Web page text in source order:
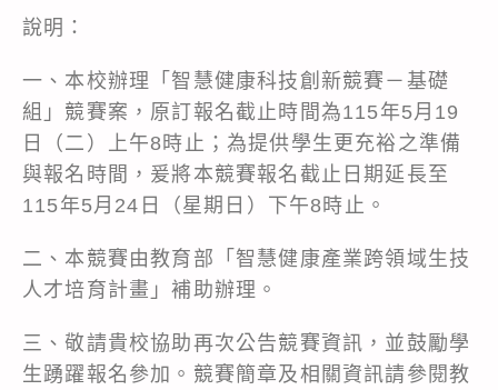
說明：
一、本校辦理「智慧健康科技創新競賽－基礎
組」競賽案，原訂報名截止時間為115年5月19
日（二）上午8時止；為提供學生更充裕之準備
與報名時間，爰將本競賽報名截止日期延長至
115年5月24日（星期日）下午8時止。
二、本競賽由教育部「智慧健康產業跨領域生技
人才培育計畫」補助辦理。
三、敬請貴校協助再次公告競賽資訊，並鼓勵學
生踴躍報名參加。競賽簡章及相關資訊請參閱教